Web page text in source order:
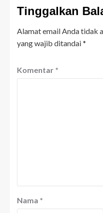
Tinggalkan
Alamat email Anda tidak
yang wajib ditandai*
Komentar *
Nama *